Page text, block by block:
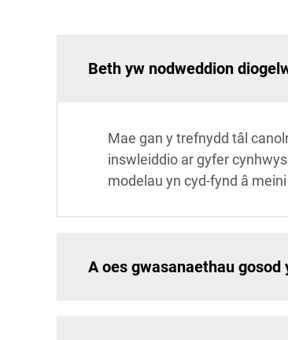
Beth yw nodweddion
Mae gan y trefnydd tâl
inswleiddio ar gyfer
modelau yn cyd-fynd â
A oes gwasanaethau